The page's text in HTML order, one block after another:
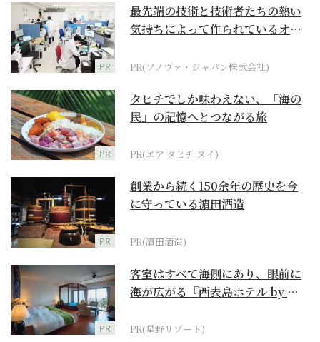
PR
最先端の技術と技術者たちの熱い
気持ちによって作られているオー
PR(ソノヴァ・ジャパン株式会社)
PR
タヒチでしか味わえない、「海の
民」の記憶へとつながる旅
PR(エア タヒチ ヌイ)
PR
創業から続く150余年の歴史を今
に守っている濵田酒造
PR(濵田酒造)
PR
客室はすべて海側にあり、眼前に
海が広がる『西表島ホテル by 星
PR(星野リゾート)